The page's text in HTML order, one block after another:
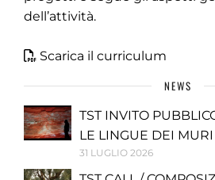
dell’attività.
Scarica il curriculum
NEWS
TST INVITO
LE LINGUE DEI MURI
31 LUGLIO 2026